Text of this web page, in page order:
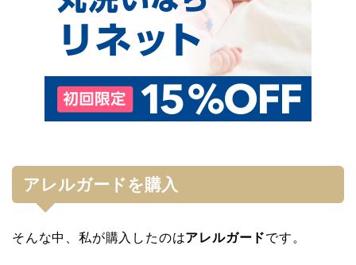
アレルガードを購入
そんな中、私が購入したのはアレルガードです。